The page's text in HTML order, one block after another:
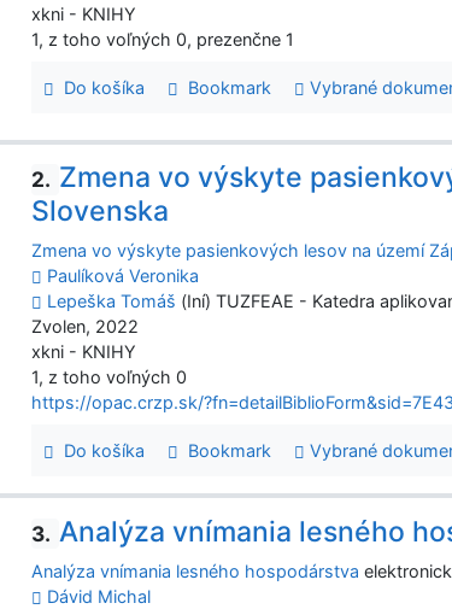
xkni - KNIHY
1, z toho voľných 0, prezenčne 1
Do košíka Bookmark Vybrané
2. Zmena vo výskyte
Slovenska
Zmena vo výskyte pasienkových lesov na území
Paulíková Veronika
Lepeška Tomáš (Iní) TUZFEAE - Katedra
Zvolen, 2022
xkni - KNIHY
1, z toho voľných 0
https://opac.crzp.sk/
Do košíka Bookmark Vybrané
3. Analýza vnímania lesného
Analýza vnímania lesného hospodárstva
Dávid Michal